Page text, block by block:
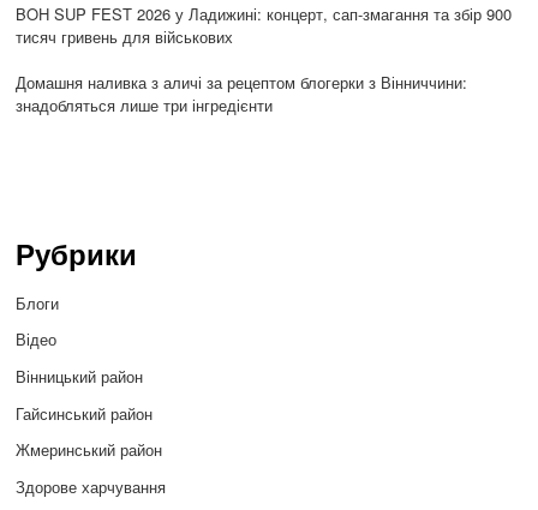
BOH SUP FEST 2026 у Ладижині: концерт, сап-змагання та збір 900
тисяч гривень для військових
Домашня наливка з аличі за рецептом блогерки з Вінниччини:
знадобляться лише три інгредієнти
Рубрики
Блоги
Відео
Вінницький район
Гайсинський район
Жмеринський район
Здорове харчування